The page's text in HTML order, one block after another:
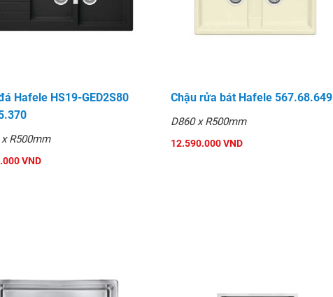
Hafele HS19-GED2S80
R500mm
VND
Chậu rửa bát Hafele 567.68.649
D860 x R500mm
12.590.000 VND